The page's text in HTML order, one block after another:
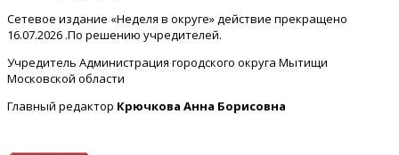
Сетевое издание «Неделя в округе» действие прекращено
16.07.2026 .По решению учредителей.
Учредитель Администрация городского округа Мытищи
Московской области
Главный редактор Крючкова Анна Борисовна